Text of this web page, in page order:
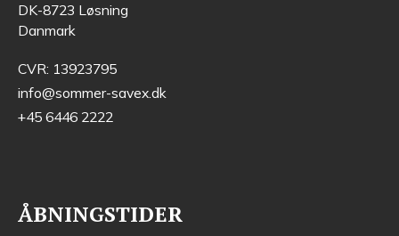
DK-8723 Løsning
Danmark
CVR: 13923795
info@sommer-savex.dk
+45 6446 2222
ÅBNINGSTIDER